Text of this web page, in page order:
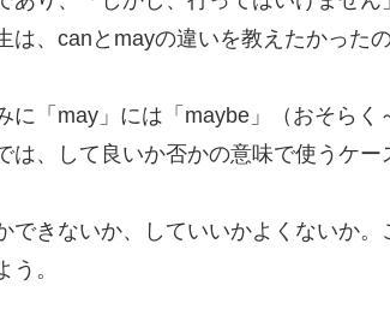
は、canとmayの違いを教えたかったの
「may」には「maybe」（おそらく
は、して良いか否かの意味で使うケー
できないか、していいかよくないか
う。